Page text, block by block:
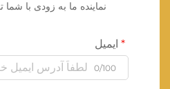
نماینده ما به زودی با
ایمیل
0/100